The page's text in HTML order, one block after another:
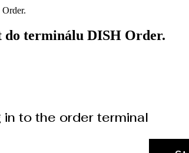
do terminálu DISH Order.